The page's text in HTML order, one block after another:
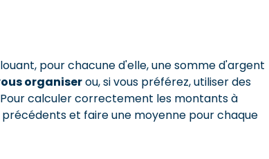
pour chacune d'elle, une somme d'argent
organiserou, si vous préférez, utiliser des
calculer correctement les montants à
et faire une moyenne pour chaque